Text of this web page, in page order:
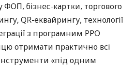
бізнес-картки, торгового
QR-еквайрингу, технології
з програмним РРО
отримати практично всі
«під одним